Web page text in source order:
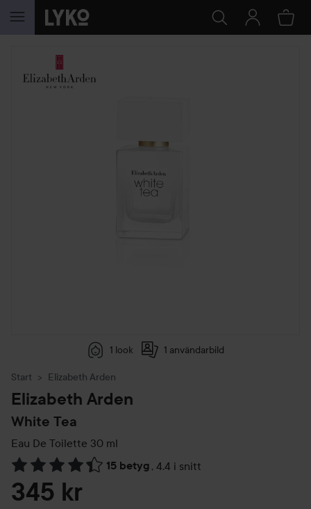
HOPPA TILL INNEHÅLLET
1 look 1 användarbild
Start Elizabeth Arden
Elizabeth Arden
White Tea
Eau De Toilette 30 ml
15 betyg , 4.4 i snitt
Hoppa till Betyg & kommentarer
345 kr